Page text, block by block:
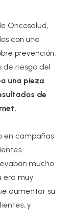
Oncosalud,
con una
prevención,
de riesgo del
una pieza
de
en campañas
mucho
era muy
aumentar su
y